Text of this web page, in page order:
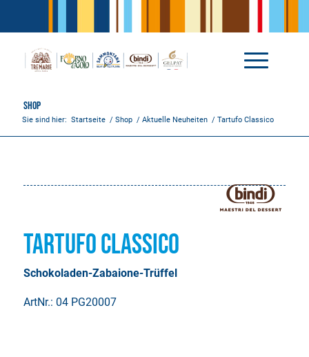
Shop
Sie sind hier: Startseite / Shop / Aktuelle Neuheiten / Tartufo Classico
Tartufo Classico
Schokoladen-Zabaione-Trüffel
ArtNr.: 04 PG20007